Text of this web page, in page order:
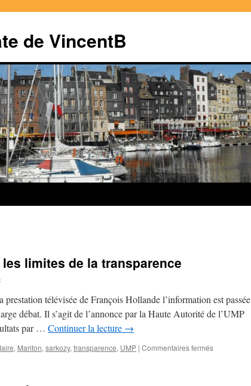
de VincentB
les limites de la transparence
prestation télévisée de François Hollande l’information est passée
débat. Il s’agit de l’annonce par la Haute Autorité de l’UMP
par … Continuer la lecture →
, Mariton, sarkozy, transparence, UMP | Commentaires fermés